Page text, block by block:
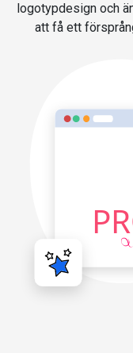
logotypdesign och
att få ett